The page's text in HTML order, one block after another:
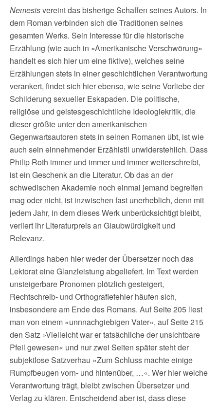
Nemesisvereint das bisherige Schaffen seines Autors. In
dem Roman verbinden sich die Traditionen seines
gesamten Werks. Sein Interesse für die historische
Erzählung (wie auch in »Amerikanische Verschwörung«
handelt es sich hier um eine fiktive), welches seine
Erzählungen stets in einer geschichtlichen Verantwortung
verankert, findet sich hier ebenso, wie seine Vorliebe der
Schilderung sexueller Eskapaden. Die politische,
religiöse und geistesgeschichtliche Ideologiekritik, die
dieser größte unter den amerikanischen
Gegenwartsautoren stets in seinen Romanen übt, ist wie
auch sein einnehmender Erzählstil unwiderstehlich. Dass
Philip Roth immer und immer und immer weiterschreibt,
ist ein Geschenk an die Literatur. Ob das an der
schwedischen Akademie noch einmal jemand begreifen
mag oder nicht, ist inzwischen fast unerheblich, denn mit
jedem Jahr, in dem dieses Werk unberücksichtigt bleibt,
verliert ihr Literaturpreis an Glaubwürdigkeit und
Relevanz.
Allerdings haben hier weder der Übersetzer noch das
Lektorat eine Glanzleistung abgeliefert. Im Text werden
unsteigerbare Pronomen plötzlich gesteigert,
Rechtschreib- und Orthografiefehler häufen sich,
insbesondere am Ende des Romans. Auf Seite 205 liest
man von einem »unnnachgiebigen Vater«, auf Seite 215
den Satz »Vielleicht war er tatsächliche der unsichtbare
Pfeil gewesen« und nur zwei Seiten später steht der
subjektlose Satzverhau »Zum Schluss machte einige
Rumpfbeugen vorn- und hintenüber, …«. Wer hier welche
Verantwortung trägt, bleibt zwischen Übersetzer und
Verlag zu klären. Entscheidend aber ist, dass diese